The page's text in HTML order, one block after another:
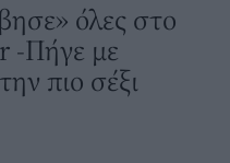
όλες στο
-Πήγε με
πιο σέξι